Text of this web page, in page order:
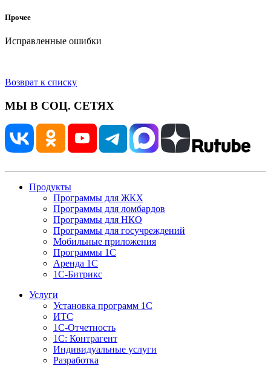
Прочее
Исправленные ошибки
Возврат к списку
МЫ В СОЦ. СЕТЯХ
Продукты
Программы для ЖКХ
Программы для ломбардов
Программы для НКО
Программы для госучреждений
Мобильные приложения
Программы 1С
Аренда 1С
1С-Битрикс
Услуги
Установка программ 1С
ИТС
1С-Отчетность
1С: Контрагент
Индивидуальные услуги
Разработка